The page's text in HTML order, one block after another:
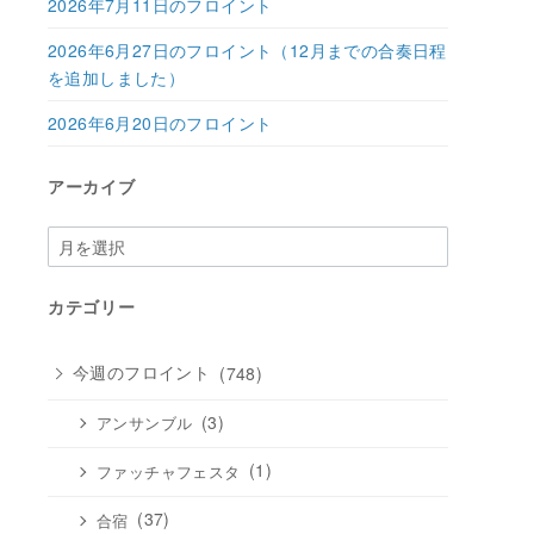
2026年6月27日のフロイント（12月までの合奏日程
を追加しました）
2026年6月20日のフロイント
アーカイブ
ア
ー
イ
カテゴリー
今週のフロイント (748)
アンサンブル (3)
ファッチャフェスタ (1)
合宿 (37)